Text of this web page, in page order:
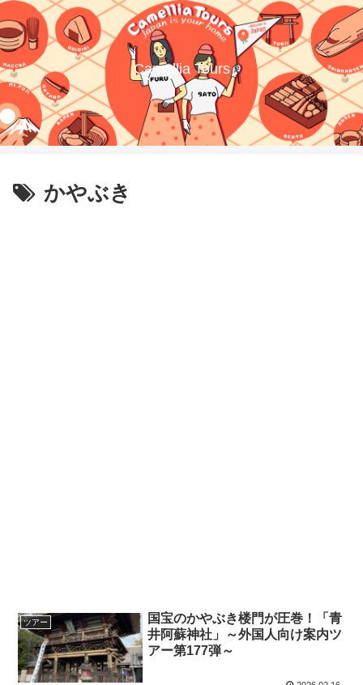
Camellia Tours
かやぶき
ツアー
国宝のかやぶき楼門が圧巻！「青
井阿蘇神社」～外国人向け案内ツ
アー第177弾～